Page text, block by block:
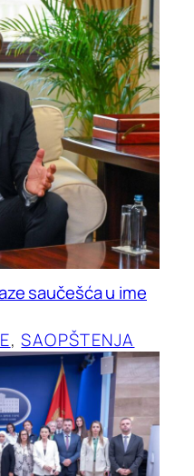
saučešća u ime
, SAOPŠTENJA